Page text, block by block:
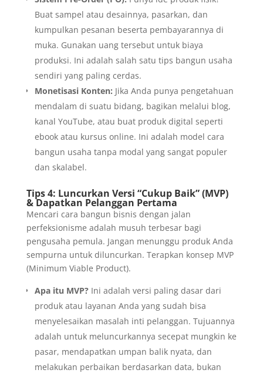
Buat sampel atau desainnya, pasarkan, dan
kumpulkan pesanan beserta pembayarannya di
muka. Gunakan uang tersebut untuk biaya
produksi. Ini adalah salah satu tips bangun usaha
sendiri yang paling cerdas.
Monetisasi Konten: Jika Anda punya pengetahuan
mendalam di suatu bidang, bagikan melalui blog,
kanal YouTube, atau buat produk digital seperti
ebook atau kursus online. Ini adalah model cara
bangun usaha tanpa modal yang sangat populer
dan skalabel.
Tips 4: Luncurkan Versi “Cukup Baik” (MVP)
& Dapatkan Pelanggan Pertama
Mencari cara bangun bisnis dengan jalan
perfeksionisme adalah musuh terbesar bagi
pengusaha pemula. Jangan menunggu produk Anda
sempurna untuk diluncurkan. Terapkan konsep MVP
(Minimum Viable Product).
Apa itu MVP?Ini adalah versi paling dasar dari
produk atau layanan Anda yang sudah bisa
menyelesaikan masalah inti pelanggan. Tujuannya
adalah untuk meluncurkannya secepat mungkin ke
pasar, mendapatkan umpan balik nyata, dan
melakukan perbaikan berdasarkan data, bukan